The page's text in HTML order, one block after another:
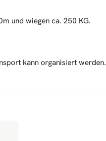
und wiegen ca. 250 KG.
kann organisiert werden.